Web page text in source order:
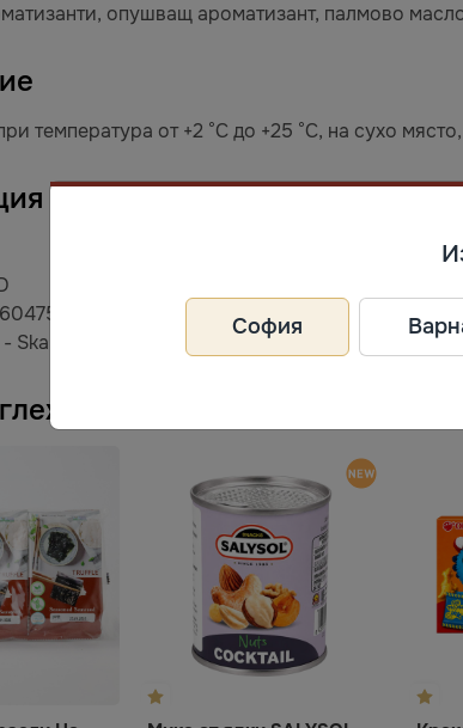
опушващ ароматизант, палмово
температура от +2 °C до +25 °C, на сухо
за производител
Skauģi", Babītes pag., Babītes nov., Латвия,
София